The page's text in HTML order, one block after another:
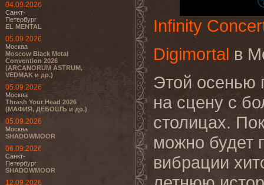
04.09.2026
Санкт-
Петербург
EL MENTAL
05.09.2026
Москва
Moscow Black Metal
Convention 2026
(ARCANORUM ASTRUM,
VEDMAK и др.)
05.09.2026
Москва
Thrash Your Head 2026
(МАФИЯ, ДЕБОШЪ и др.)
05.09.2026
Москва
SHADOWMOOR
06.09.2026
Санкт-
Петербург
SHADOWMOOR
12.09.2026
Infinity
Digimortal в
Этой осенью
на сцену с
столицах.
можно будет
вибрации